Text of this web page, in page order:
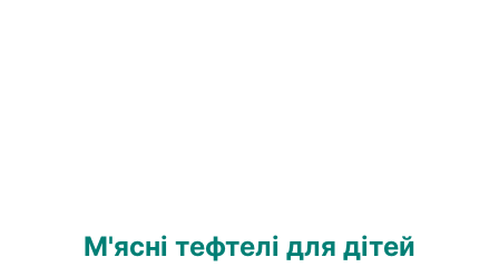
М'ясні тефтелі для дітей